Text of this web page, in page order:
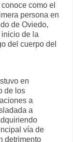
como el
persona en
de Oviedo,
de la
del cuerpo del
en
de los
a
a
vía de
detrimento